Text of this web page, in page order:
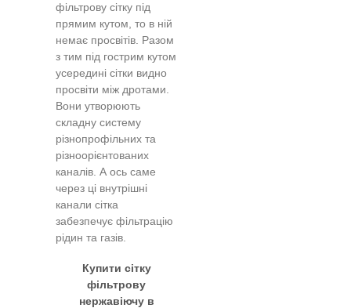
фільтрову сітку під
прямим кутом, то в ній
немає просвітів. Разом
з тим під гострим кутом
усередині сітки видно
просвіти між дротами.
Вони утворюють
складну систему
різнопрофільних та
різноорієнтованих
каналів. А ось саме
через ці внутрішні
канали сітка
забезпечує фільтрацію
рідин та газів.
Купити сітку
фільтрову
нержавіючу в